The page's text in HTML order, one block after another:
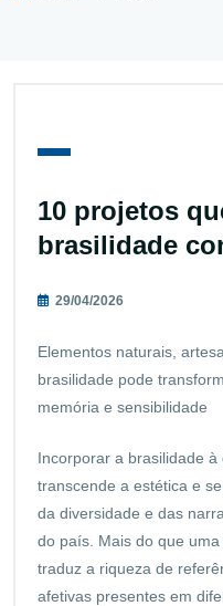
10 projetos
brasilidade
29/04/2026
Elementos naturais,
brasilidade pode
memória e sensibilidade
Incorporar a brasilidade
transcende a estética e
da diversidade e das
do país. Mais do que
traduz a riqueza de
afetivas presentes em